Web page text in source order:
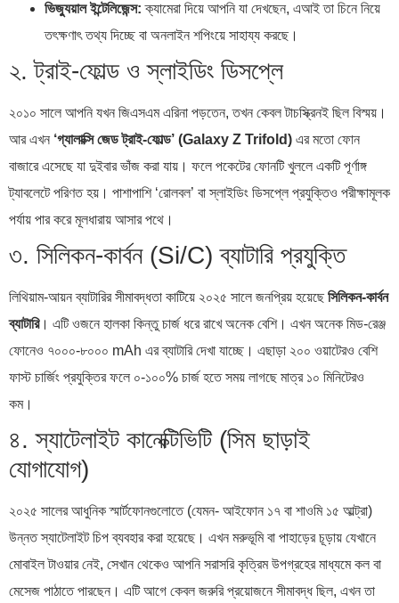
ভিজ্যুয়াল ইন্টেলিজেন্স: ক্যামেরা দিয়ে আপনি যা দেখছেন, এআই তা চিনে নিয়ে
তৎক্ষণাৎ তথ্য দিচ্ছে বা অনলাইন শপিংয়ে সাহায্য করছে।
২. ট্রাই-ফোল্ড ও স্লাইডিং ডিসপ্লে
২০১০ সালে আপনি যখন জিএসএম এরিনা পড়তেন, তখন কেবল টাচস্ক্রিনই ছিল বিস্ময়।
আর এখন ‘গ্যালাক্সি জেড ট্রাই-ফোল্ড’ (Galaxy Z Trifold) এর মতো ফোন
বাজারে এসেছে যা দুইবার ভাঁজ করা যায়। ফলে পকেটের ফোনটি খুললে একটি পূর্ণাঙ্গ
ট্যাবলেটে পরিণত হয়। পাশাপাশি ‘রোলবল’ বা স্লাইডিং ডিসপ্লে প্রযুক্তিও পরীক্ষামূলক
পর্যায় পার করে মূলধারায় আসার পথে।
৩. সিলিকন-কার্বন (Si/C) ব্যাটারি প্রযুক্তি
লিথিয়াম-আয়ন ব্যাটারির সীমাবদ্ধতা কাটিয়ে ২০২৫ সালে জনপ্রিয় হয়েছেসিলিকন-কার্বন
ব্যাটারি। এটি ওজনে হালকা কিন্তু চার্জ ধরে রাখে অনেক বেশি। এখন অনেক মিড-রেঞ্জ
ফোনেও ৭০০০-৮০০০ mAh এর ব্যাটারি দেখা যাচ্ছে। এছাড়া ২০০ ওয়াটেরও বেশি
ফাস্ট চার্জিং প্রযুক্তির ফলে ০-১০০% চার্জ হতে সময় লাগছে মাত্র ১০ মিনিটেরও
কম।
৪. স্যাটেলাইট কানেক্টিভিটি (সিম ছাড়াই
যোগাযোগ)
২০২৫ সালের আধুনিক স্মার্টফোনগুলোতে (যেমন- আইফোন ১৭ বা শাওমি ১৫ আল্ট্রা)
উন্নত স্যাটেলাইট চিপ ব্যবহার করা হয়েছে। এখন মরুভূমি বা পাহাড়ের চূড়ায় যেখানে
মোবাইল টাওয়ার নেই, সেখান থেকেও আপনি সরাসরি কৃত্রিম উপগ্রহের মাধ্যমে কল বা
মেসেজ পাঠাতে পারছেন। এটি আগে কেবল জরুরি প্রয়োজনে সীমাবদ্ধ ছিল, এখন তা